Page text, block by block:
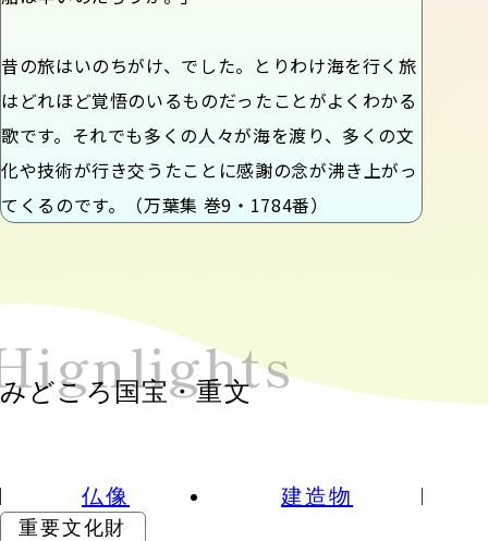
昔の旅はいのちがけ、でした。とりわけ海を行く旅
はどれほど覚悟のいるものだったことがよくわかる
歌です。それでも多くの人々が海を渡り、多くの文
化や技術が行き交うたことに感謝の念が沸き上がっ
てくるのです。（万葉集 巻9・1784番）
みどころ国宝・重文
lights
仏像 建造物
重要文化財